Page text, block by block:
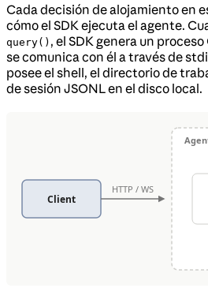
Cada decisión de alojamiento en
cómo el SDK ejecuta el agente.
query() , el SDK genera un proceso
se comunica con él a través de
posee el shell, el directorio de
de sesión JSONL en el disco local.